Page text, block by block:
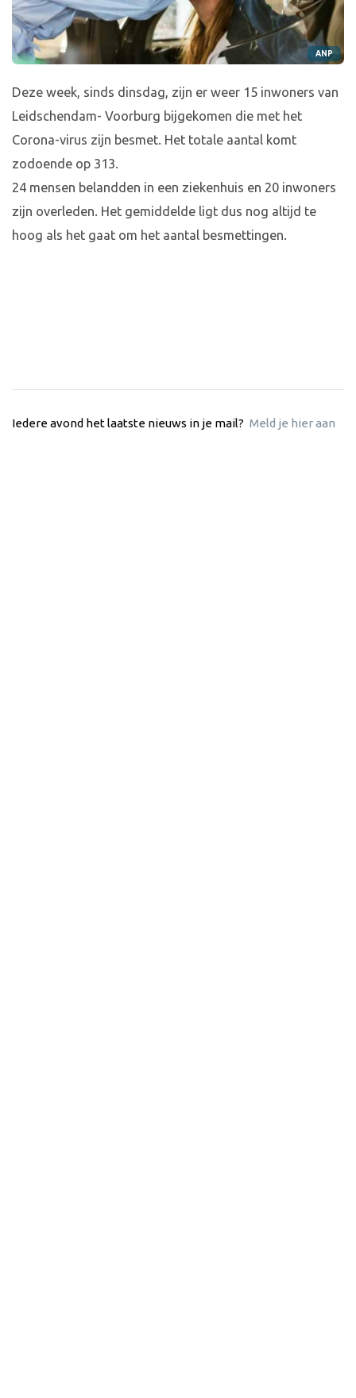
ANP
Deze week, sinds dinsdag, zijn er weer 15 inwoners van
Leidschendam- Voorburg bijgekomen die met het
Corona-virus zijn besmet. Het totale aantal komt
zodoende op 313.
24 mensen belandden in een ziekenhuis en 20 inwoners
zijn overleden. Het gemiddelde ligt dus nog altijd te
hoog als het gaat om het aantal besmettingen.
Iedere avond het laatste nieuws in je mail? Meld je hier aan